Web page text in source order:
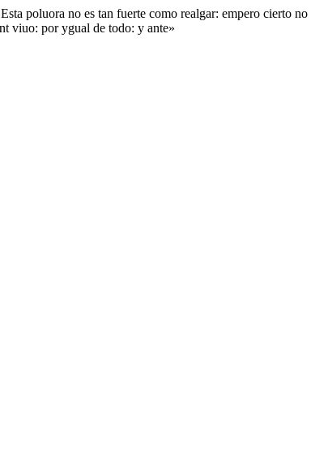
poluora no es tan fuerte como realgar: empero cierto no
viuo: por ygual de todo: y ante»